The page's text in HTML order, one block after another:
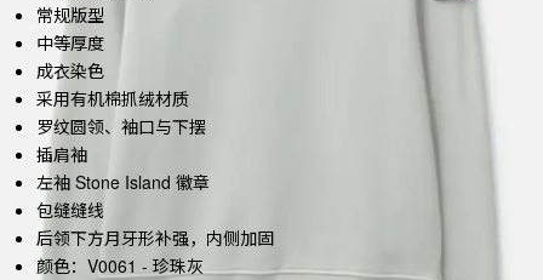
常规版型
中等厚度
成衣染色
采用有机棉抓绒材质
罗纹圆领、袖口与下摆
插肩袖
左袖 Stone Island 徽章
包缝缝线
后领下方月牙形补强，内侧加固
颜色：V0061 - 珍珠灰